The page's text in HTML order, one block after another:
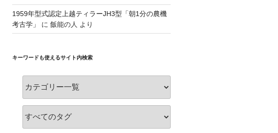
1959年型式認定上越ティラーJH3型「朝1分の農機
考古学」
に 飯能の人 より
キーワードも使えるサイト内検索